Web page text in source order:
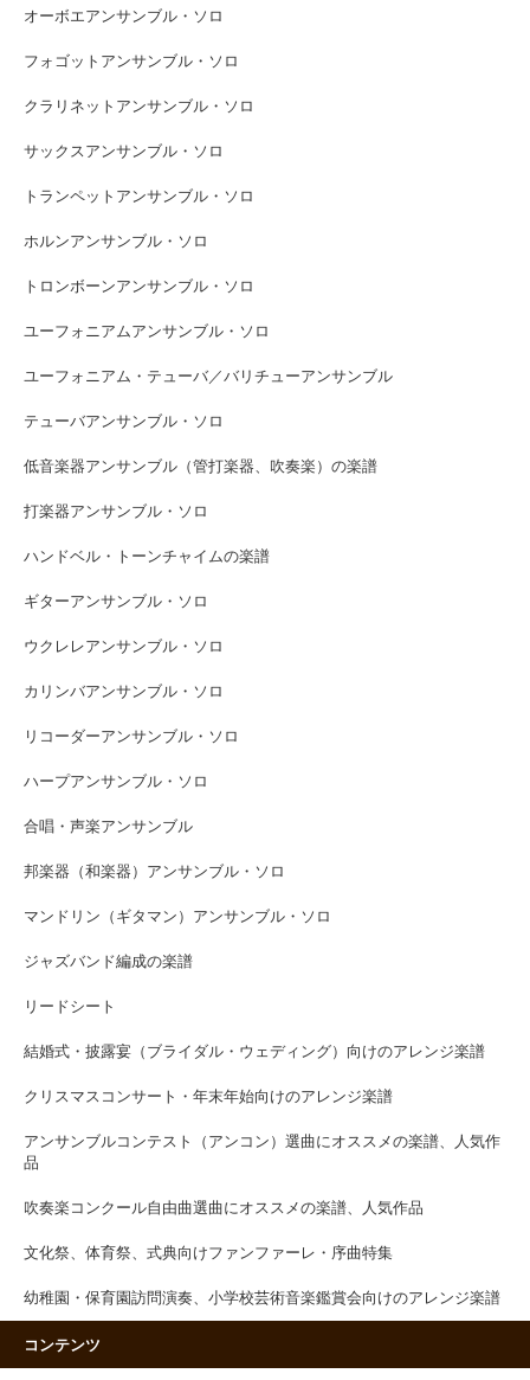
オーボエアンサンブル・ソロ
フォゴットアンサンブル・ソロ
クラリネットアンサンブル・ソロ
サックスアンサンブル・ソロ
トランペットアンサンブル・ソロ
ホルンアンサンブル・ソロ
トロンボーンアンサンブル・ソロ
ユーフォニアムアンサンブル・ソロ
ユーフォニアム・テューバ／バリチューアンサンブル
テューバアンサンブル・ソロ
低音楽器アンサンブル（管打楽器、吹奏楽）の楽譜
打楽器アンサンブル・ソロ
ハンドベル・トーンチャイムの楽譜
ギターアンサンブル・ソロ
ウクレレアンサンブル・ソロ
カリンバアンサンブル・ソロ
リコーダーアンサンブル・ソロ
ハープアンサンブル・ソロ
合唱・声楽アンサンブル
邦楽器（和楽器）アンサンブル・ソロ
マンドリン（ギタマン）アンサンブル・ソロ
ジャズバンド編成の楽譜
リードシート
結婚式・披露宴（ブライダル・ウェディング）向けのアレンジ楽譜
クリスマスコンサート・年末年始向けのアレンジ楽譜
アンサンブルコンテスト（アンコン）選曲にオススメの楽譜、人気作
品
吹奏楽コンクール自由曲選曲にオススメの楽譜、人気作品
文化祭、体育祭、式典向けファンファーレ・序曲特集
幼稚園・保育園訪問演奏、小学校芸術音楽鑑賞会向けのアレンジ楽譜
コンテンツ